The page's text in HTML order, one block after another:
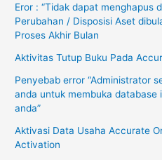
Eror : “Tidak dapat menghapus
Perubahan / Disposisi Aset
Proses Akhir Bulan
Aktivitas Tutup Buku Pada
Penyebab error “Administrator
anda untuk membuka database
anda”
Aktivasi Data Usaha Accurate
Activation